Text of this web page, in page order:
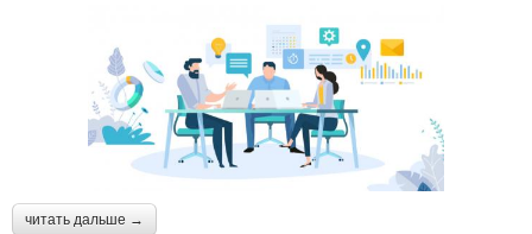
читать дальше →